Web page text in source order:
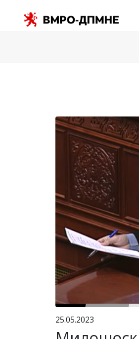
25.05.2023